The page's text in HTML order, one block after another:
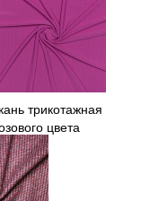
трикотажная
цвета